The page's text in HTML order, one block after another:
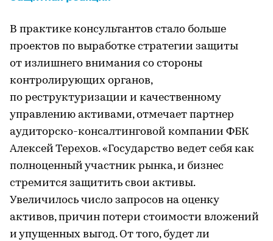
В практике консультантов стало больше
проектов по выработке стратегии защиты
от излишнего внимания со стороны
контролирующих органов,
по реструктуризации и качественному
управлению активами, отмечает партнер
аудиторско-консалтинговой компании ФБК
Алексей Терехов. «Государство ведет себя как
полноценный участник рынка, и бизнес
стремится защитить свои активы.
Увеличилось число запросов на оценку
активов, причин потери стоимости вложений
и упущенных выгод. От того, будет ли